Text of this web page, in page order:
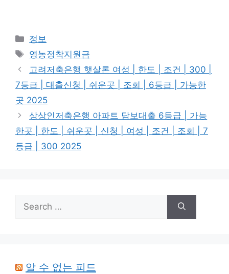
Categories
정보
Tags
영농정착지원금
고려저축은행 햇살론 여성 | 한도 | 조건 | 300 |
7등급 | 대출신청 | 쉬운곳 | 조회 | 6등급 | 가능한
곳 2025
상상인저축은행 아파트 담보대출 6등급 | 가능
한곳 | 한도 | 쉬운곳 | 신청 | 여성 | 조건 | 조회 | 7
등급 | 300 2025
for:
알 수 없는 피드